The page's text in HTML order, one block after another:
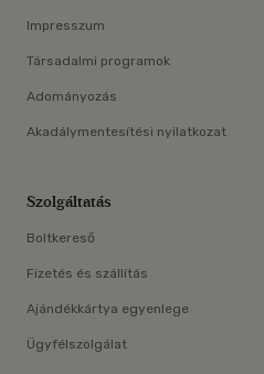
Impresszum
Társadalmi programok
Adományozás
Akadálymentesítési nyilatkozat
Szolgáltatás
Boltkereső
Fizetés és szállítás
Ajándékkártya egyenlege
Ügyfélszolgálat